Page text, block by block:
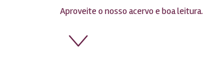
Aproveite o nosso acervo e boa leitura.